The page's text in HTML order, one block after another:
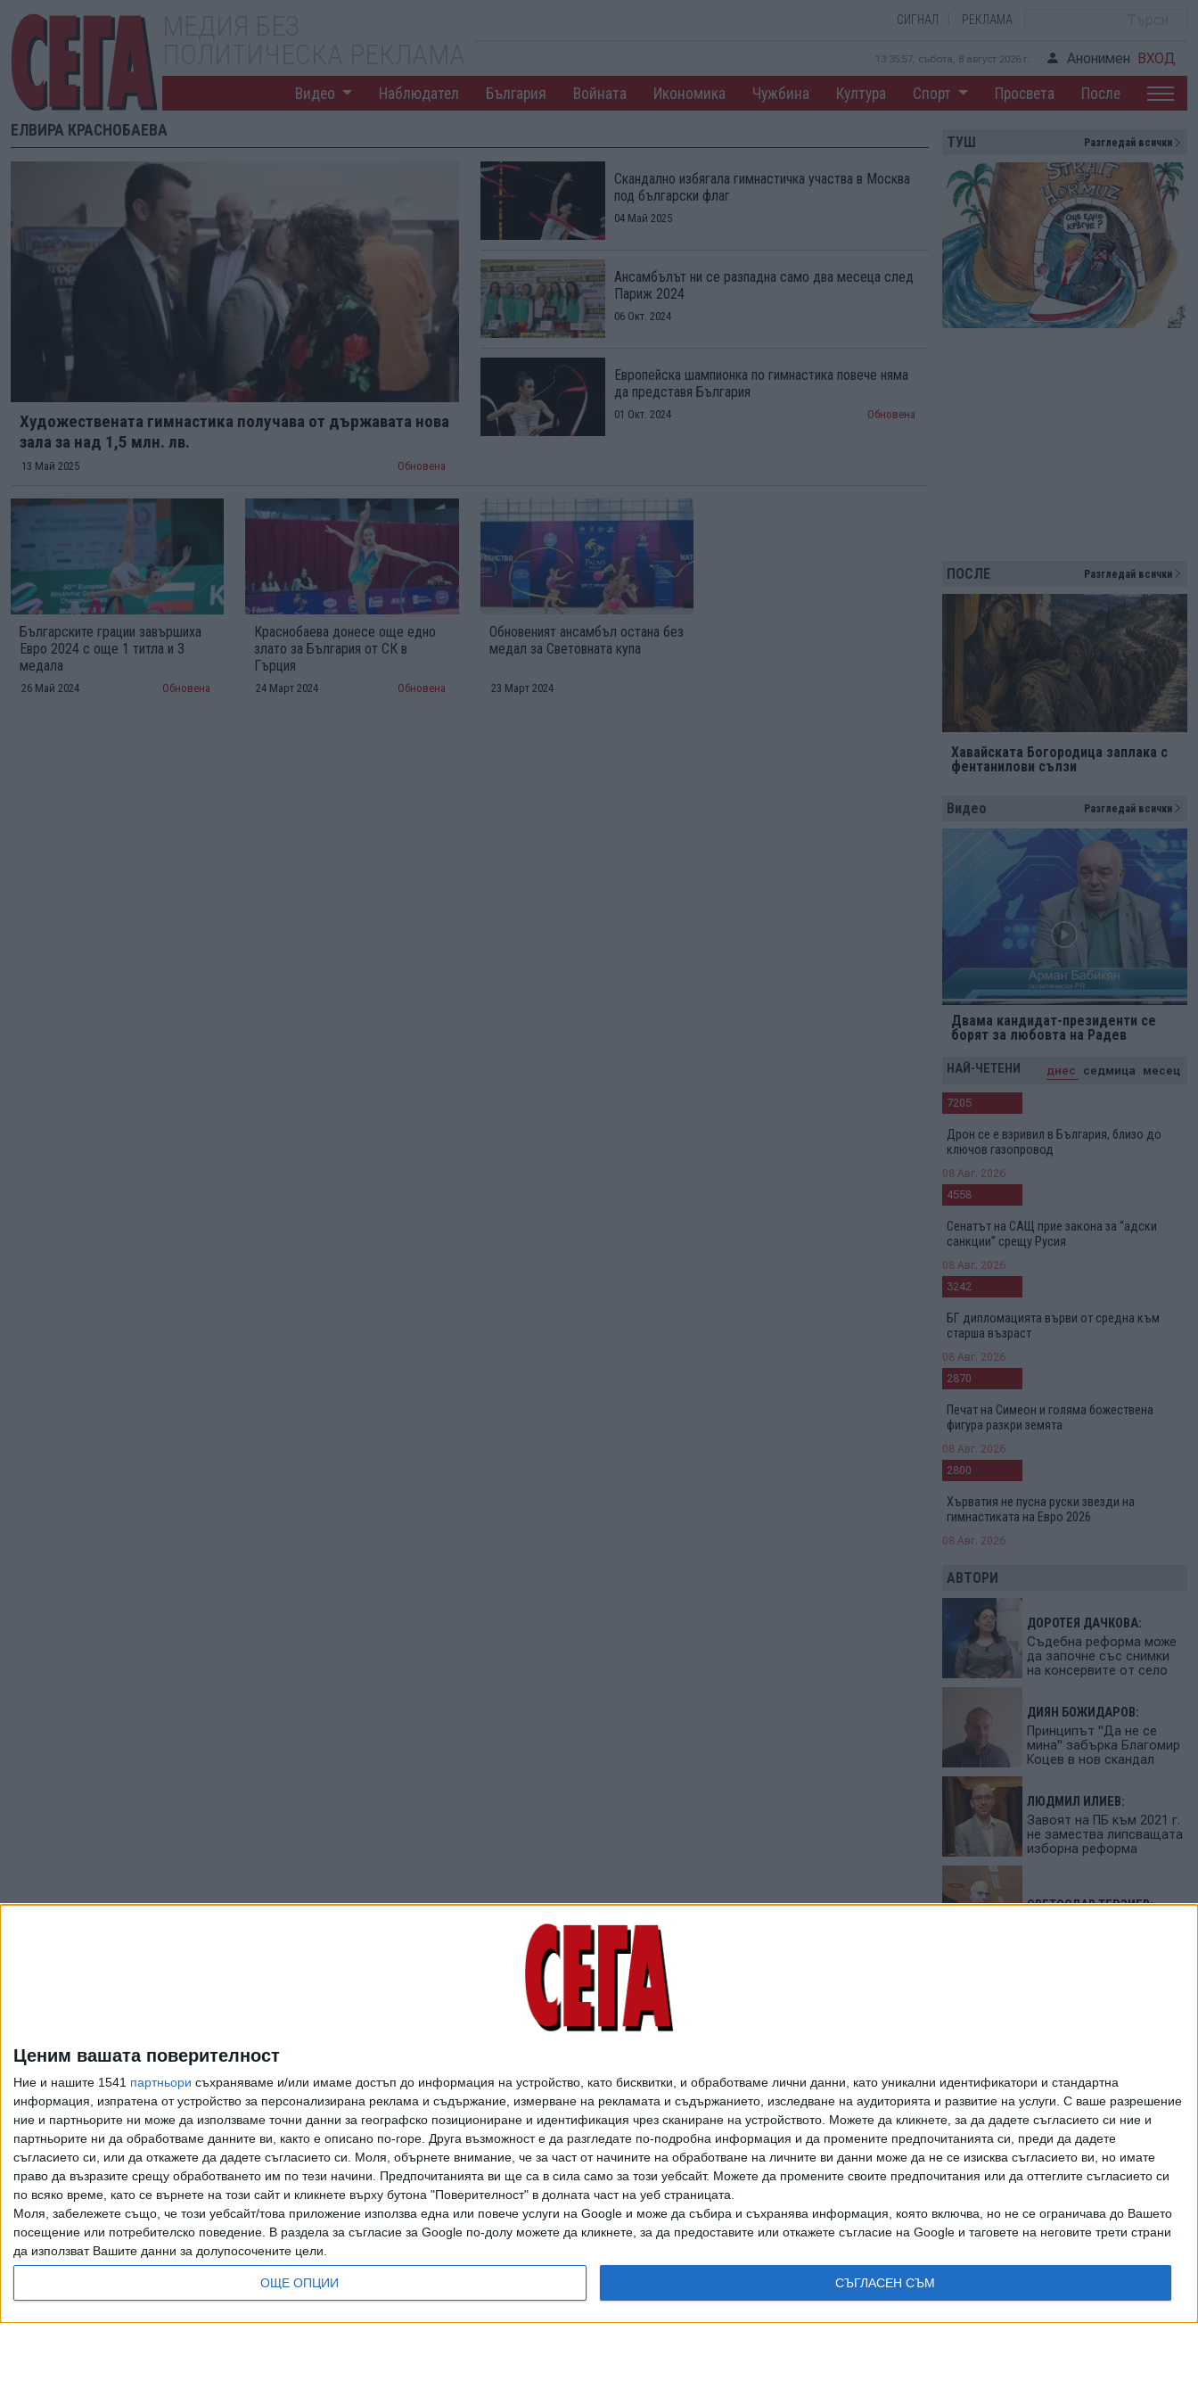
Ценим вашата поверителност
Ние и нашите 1541 партньори съхраняваме и/или имаме достъп до информация на устройство, като бисквитки, и обработваме лични данни, като уникални идентификатори и стандартна
информация, изпратена от устройство за персонализирана реклама и съдържание, измерване на рекламата и съдържанието, изследване на аудиторията и развитие на услуги. С ваше разрешение
ние и партньорите ни може да използваме точни данни за географско позициониране и идентификация чрез сканиране на устройството. Можете да кликнете, за да дадете съгласието си ние и
партньорите ни да обработваме данните ви, както е описано по-горе. Друга възможност е да разгледате по-подробна информация и да промените предпочитанията си, преди да дадете
съгласието си, или да откажете да дадете съгласието си.
Моля, обърнете внимание, че за част от начините на обработване на личните ви данни може да не се изисква съгласието ви, но имате
право да възразите срещу обработването им по тези начини. Предпочитанията ви ще са в сила само за този уебсайт. Можете да промените своите предпочитания или да оттеглите съгласието си
по всяко време, като се върнете на този сайт и кликнете върху бутона "Поверителност" в долната част на уеб страницата.
Моля, забележете също, че този уебсайт/това приложение използва една или повече услуги на Google и може да събира и съхранява информация, която включва, но не се ограничава до Вашето
посещение или потребителско поведение. В раздела за съгласие за Google по-долу можете да кликнете, за да предоставите или откажете съгласие на Google и таговете на неговите трети страни
да използват Вашите данни за долупосочените цели.
ОЩЕ ОПЦИИ СЪГЛАСЕН СЪМ
СИГНАЛ РЕКЛАМА
13:35:58, събота, 8 август 2026 г. Анонимен ВХОД
Видео Наблюдател България Войната Икономика Чужбина Култура Спорт Просвета После
ЕЛВИРА КРАСНОБАЕВА
Художествената гимнастика получава от държавата нова
зала за над 1,5 млн. лв.
13 Май 2025 Обновена
Скандално избягала гимнастичка участва в Москва
под български флаг
04 Май 2025
Ансамбълът ни се разпадна само два месеца след
Париж 2024
06 Окт. 2024
Европейска шампионка по гимнастика повече няма
да представя България
01 Окт. 2024 Обновена
Българските грации завършиха
Евро 2024 с още 1 титла и 3
медала
26 Май 2024 Обновена
Краснобаева донесе още едно
злато за България от СК в
Гърция
24 Март 2024 Обновена
Обновеният ансамбъл остана без
медал за Световната купа
23 Март 2024
ТУШ Разгледай всички
ПОСЛЕ Разгледай всички
Хавайската Богородица заплака с
фентанилови сълзи
Видео Разгледай всички
Двама кандидат-президенти се
борят за любовта на Радев
НАЙ-ЧЕТЕНИ днес седмица месец
7205
Дрон се е взривил в България, близо до
ключов газопровод
08 Авг. 2026
4558
Сенатът на САЩ прие закона за “адски
санкции” срещу Русия
08 Авг. 2026
3242
БГ дипломацията върви от средна към
старша възраст
08 Авг. 2026
2870
Печат на Симеон и голяма божествена
фигура разкри земята
08 Авг. 2026
2800
Хърватия не пусна руски звезди на
гимнастиката на Евро 2026
08 Авг. 2026
АВТОРИ
ДОРОТЕЯ ДАЧКОВА:
Съдебна реформа може
да започне със снимки
на консервите от село
ДИЯН БОЖИДАРОВ:
Принципът "Да не се
мина" забърка Благомир
Коцев в нов скандал
ЛЮДМИЛ ИЛИЕВ:
Завоят на ПБ към 2021 г.
не замества липсващата
изборна реформа
СВЕТОСЛАВ ТЕРЗИЕВ:
Всички права запазени. Възпроизвеждането на цели или части от текста или изображенията става след изрично писмено разрешение на СЕГА АД
АРХИВ НА В. СЕГА ЗА НАС РЕКЛАМА УСЛОВИЯ ЗА ПОЛЗВАНЕ КОНТАКТИ